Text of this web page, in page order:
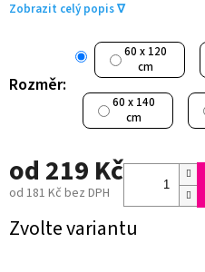
Zobrazit celý popis ∇
Rozměr:
60 x 120
cm
60 x 140
cm
od 219 Kč
od 181 Kč bez DPH
Měrná
cena:
Zvolte variantu